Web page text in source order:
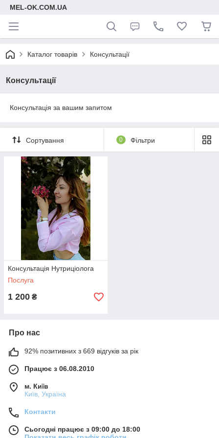
MEL-OK.COM.UA
Каталог товарів Консультації
Консультації
Консультація за вашим запитом
Сортування 0 Фільтри
Консультація Нутриціолога
Послуга
1 200 ₴
Про нас
92% позитивних з 669 відгуків за рік
Працює з 06.08.2010
м. Київ
Київ, Україна
Контакти
Сьогодні працює з 09:00 до 18:00